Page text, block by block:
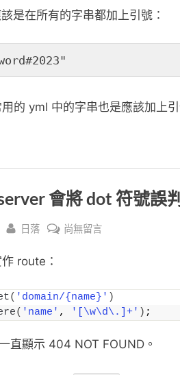
建
議
加
上
quote〉
是在所有的字串都加上引號：
用的 yml 中的字串也是應該加上
會將 dot 符號誤
By
日落
在
server
dot
尚無留言
route：
( 'domain/{name}' )
( 'name' , '[\w\d\.]+' ) ;
直顯示 404 NOT FOUND。